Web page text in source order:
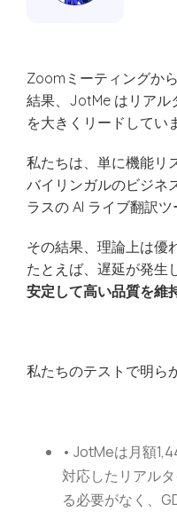
Zoomミーティングか
結果、JotMe はリアル
を大きくリードしてい
私たちは、単に機能リ
バイリンガルのビジネ
ラスの AI ライブ翻訳
その結果、理論上は優
たとえば、遅延が発生
安定して高い品質を維
私たちのテストで明ら
• JotMeは月額
対応したリアル
る必要がなく、